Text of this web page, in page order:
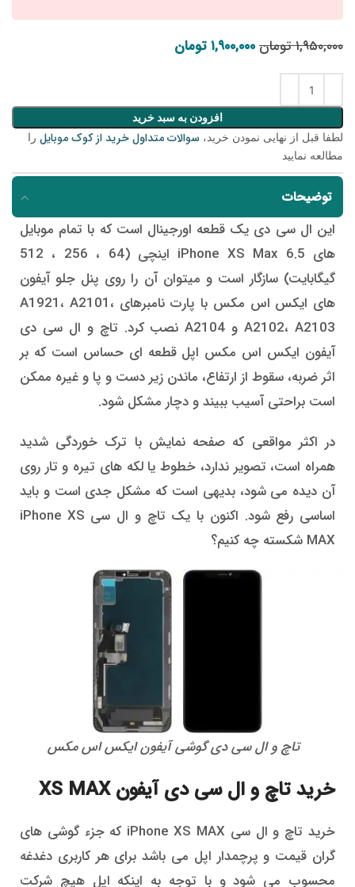
۱,۹۵۰,۰۰۰تومان قیمت اصلی: ۱,۹۵۰,۰۰۰ تومان بود.
۱,۹۰۰,۰۰۰تومان
افزودن به سبد خرید
لطفا قبل از نهایی نمودن خرید، سوالات متداول خرید از کوک موبایل را
مطالعه نمایید
توضیحات
این ال سی دی یک قطعه اورجینال است که با تمام موبایل
های iPhone XS Max 6.5 اینچی (64 ، 256 ، 512
گیگابایت) سازگار است و میتوان آن را روی پنل جلو آیفون
های ایکس اس مکس با پارت نامبرهای A1921، A2101،
A2102، A2103 و A2104 نصب کرد. تاچ و ال سی دی
آیفون ایکس اس مکس اپل قطعه ای حساس است که بر
اثر ضربه، سقوط از ارتفاع، ماندن زیر دست و پا و غیره ممکن
است براحتی آسیب ببیند و دچار مشکل شود.
در اکثر مواقعی که صفحه نمایش با ترک خوردگی شدید
همراه است، تصویر ندارد، خطوط یا لکه های تیره و تار روی
آن دیده می شود، بدیهی است که مشکل جدی است و باید
اساسی رفع شود. اکنون با یک تاچ و ال سی iPhone XS
MAX شکسته چه کنیم؟
تاچ و ال سی دی گوشی آیفون ایکس اس مکس
خرید تاچ و ال سی دی آیفون XS MAX
خرید تاچ و ال سی iPhone XS MAX که جزء گوشی های
گران قیمت و پرچمدار اپل می باشد برای هر کاربری دغدغه
محسوب می شود و با توجه به اینکه اپل هیچ شرکت